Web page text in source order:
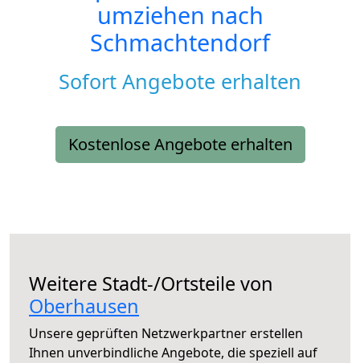
umziehen nach
Schmachtendorf
Sofort Angebote erhalten
Kostenlose Angebote erhalten
Weitere Stadt-/Ortsteile von
Oberhausen
Unsere geprüften Netzwerkpartner erstellen
Ihnen unverbindliche Angebote, die speziell auf